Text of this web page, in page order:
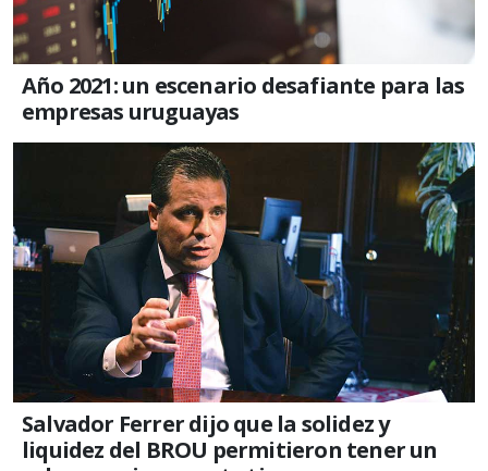
Año 2021: un escenario desafiante para las
empresas uruguayas
Salvador Ferrer dijo que la solidez y
liquidez del BROU permitieron tener un